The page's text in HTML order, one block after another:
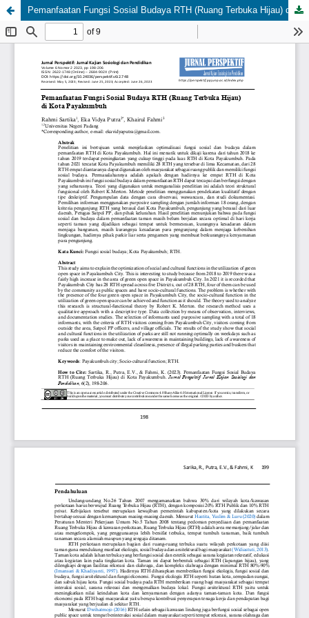
Pemanfaatan Fungsi Sosial Budaya RTH (Ruang Terbuka Hijau) di Kota Payakumbuh